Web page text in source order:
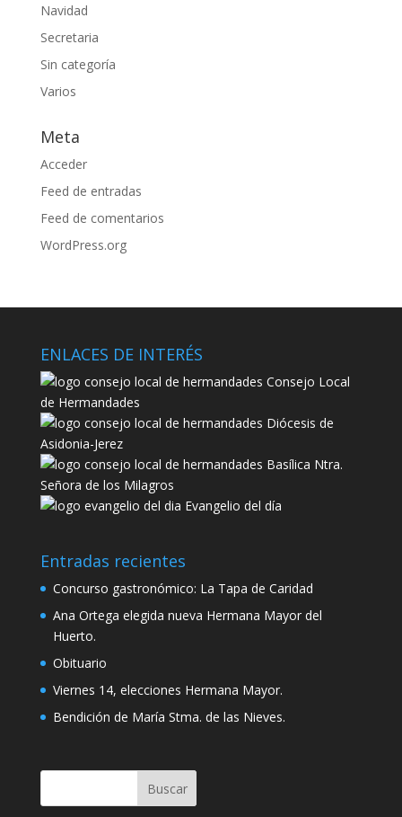
Navidad
Secretaria
Sin categoría
Varios
Meta
Acceder
Feed de entradas
Feed de comentarios
WordPress.org
ENLACES DE INTERÉS
Consejo Local
de Hermandades
Diócesis de
Asidonia-Jerez
Basílica Ntra.
Señora de los Milagros
Evangelio del día
Entradas recientes
Concurso gastronómico: La Tapa de Caridad
Ana Ortega elegida nueva Hermana Mayor del
Huerto.
Obituario
Viernes 14, elecciones Hermana Mayor.
Bendición de María Stma. de las Nieves.